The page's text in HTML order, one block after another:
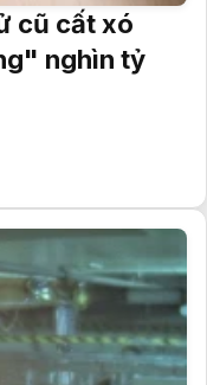
cũ cất xó
nghìn tỷ